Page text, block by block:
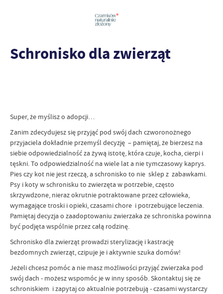
Schronisko dla zwierząt
Super, że myślisz o adopcji…
Zanim zdecydujesz się przyjąć pod swój dach czworonożnego
przyjaciela dokładnie przemyśl decyzję – pamiętaj, że bierzesz na
siebie odpowiedzialność za żywą istotę, która czuje, kocha, cierpi i
tęskni. To odpowiedzialność na wiele lat a nie tymczasowy kaprys.
Pies czy kot nie jest rzeczą, a schronisko to nie sklep z zabawkami.
Psy i koty w schronisku to zwierzęta w potrzebie, często
skrzywdzone, nieraz okrutnie potraktowane przez człowieka,
wymagające troski i opieki, czasami chore i potrzebujące leczenia.
Pamiętaj decyzja o zaadoptowaniu zwierzaka ze schroniska powinna
być podjęta wspólnie przez całą rodzinę.
Schronisko dla zwierząt prowadzi sterylizację i kastrację
bezdomnych zwierząt, czipuje je i aktywnie szuka domów!
Jeżeli chcesz pomóc a nie masz możliwości przyjąć zwierzaka pod
swój dach - możesz wspomóc je w inny sposób. Skontaktuj się ze
schroniskiem i zapytaj co aktualnie potrzebują - czasami wystarczy